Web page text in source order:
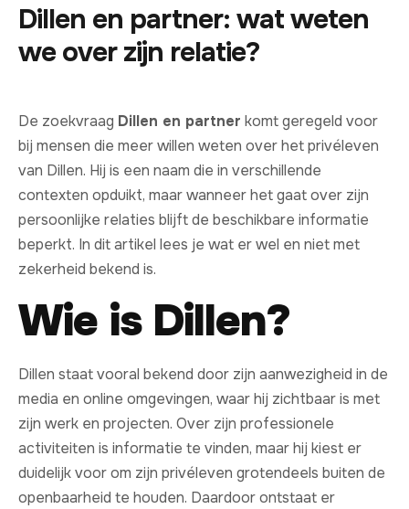
Dillen en partner: wat weten
we over zijn relatie?
De zoekvraag Dillen en partner komt geregeld voor
bij mensen die meer willen weten over het privéleven
van Dillen. Hij is een naam die in verschillende
contexten opduikt, maar wanneer het gaat over zijn
persoonlijke relaties blijft de beschikbare informatie
beperkt. In dit artikel lees je wat er wel en niet met
zekerheid bekend is.
Wie is Dillen?
Dillen staat vooral bekend door zijn aanwezigheid in de
media en online omgevingen, waar hij zichtbaar is met
zijn werk en projecten. Over zijn professionele
activiteiten is informatie te vinden, maar hij kiest er
duidelijk voor om zijn privéleven grotendeels buiten de
openbaarheid te houden. Daardoor ontstaat er